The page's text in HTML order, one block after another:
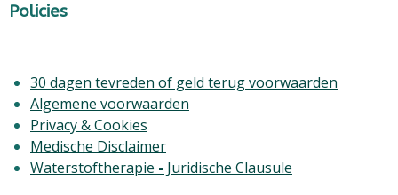
Policies
30 dagen tevreden of geld terug voorwaarden
Algemene voorwaarden
Privacy & Cookies
Medische Disclaimer
Waterstoftherapie - Juridische Clausule